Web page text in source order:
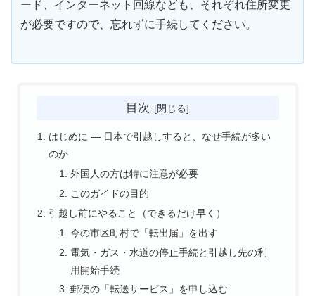
ード、インターネット回線なども、それぞれ住所変更
が必要ですので、忘れずに手続してください。
目次
はじめに ― 日本で引越しすると、なぜ手続が多い
のか
外国人の方は特に注意が必要
このガイドの目的
引越し前にやること（できるだけ早く）
今の市区町村で「転出届」を出す
電気・ガス・水道の停止手続と引越し先の利
用開始手続
郵便の「転送サービス」を申し込む